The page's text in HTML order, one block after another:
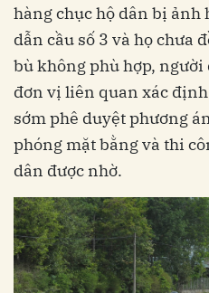
hàng chục hộ dân bị ảnh
dẫn cầu số 3 và họ chưa
bù không phù hợp,
đơn vị liên quan xác
sớm phê duyệt phương
phóng mặt bằng và thi
dân được nhờ.